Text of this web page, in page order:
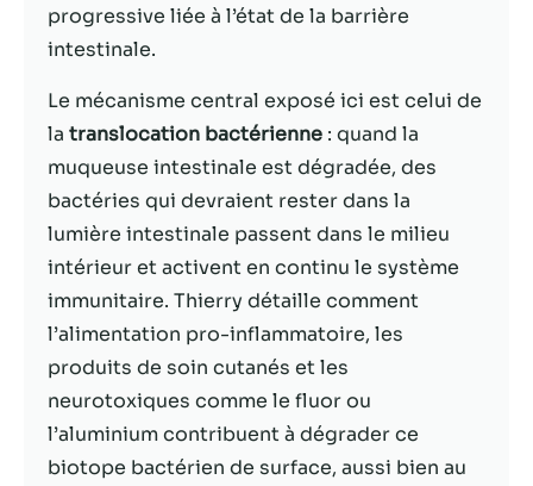
progressive liée à l’état de la barrière
intestinale.
Le mécanisme central exposé ici est celui de
la translocation bactérienne : quand la
muqueuse intestinale est dégradée, des
bactéries qui devraient rester dans la
lumière intestinale passent dans le milieu
intérieur et activent en continu le système
immunitaire. Thierry détaille comment
l’alimentation pro-inflammatoire, les
produits de soin cutanés et les
neurotoxiques comme le fluor ou
l’aluminium contribuent à dégrader ce
biotope bactérien de surface, aussi bien au
facultatifs. Ils
fonctionnement
du site Web.
Statistiques
puissions
améliorer la
fonctionnalité
du site Web,
en fonction
de la façon
dont le site
Web est
utilisé.